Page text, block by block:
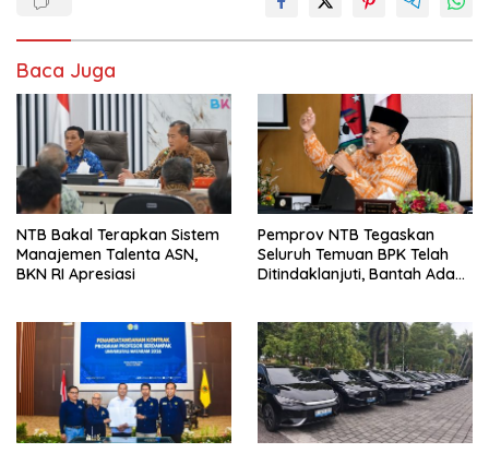
Baca Juga
NTB Bakal Terapkan Sistem
Manajemen Talenta ASN,
BKN RI Apresiasi
Pemprov NTB Tegaskan
Seluruh Temuan BPK Telah
Ditindaklanjuti, Bantah Ada